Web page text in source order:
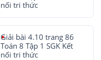
nối tri thức
Giải bài 4.10 trang 86
Toán 8 Tập 1 SGK Kết
nối tri thức